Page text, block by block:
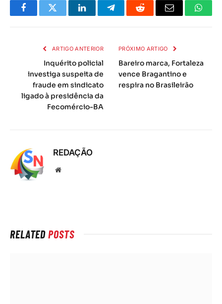
FacebookTwitter LinkedInTelegramaReddit
E-
ARTIGO ANTERIOR
Inquérito policial
investiga suspeita de
fraude em sindicato
ligado à presidência da
Fecomércio-BA
PRÓXIMO ARTIGO
Bareiro marca, Fortaleza
vence Bragantino e
respira no Brasileirão
REDAÇÃO
Local
RELATEDPOSTS